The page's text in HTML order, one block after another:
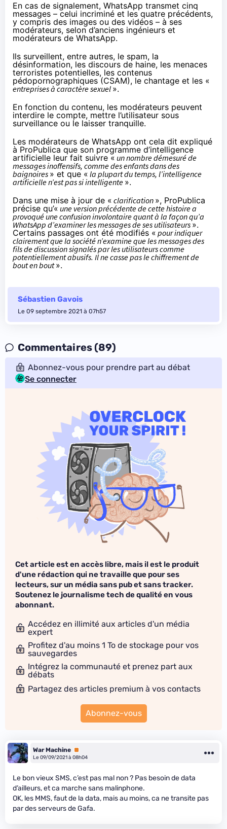
En cas de signalement, WhatsApp transmet cinq
messages – celui incriminé et les quatre précédents,
y compris des images ou des vidéos – à ses
modérateurs, selon d’anciens ingénieurs et
modérateurs de WhatsApp.
Ils surveillent, entre autres, le spam, la
désinformation, les discours de haine, les menaces
terroristes potentielles, les contenus
pédopornographiques (CSAM), le chantage et les «
entreprises à caractère sexuel ».
En fonction du contenu, les modérateurs peuvent
interdire le compte, mettre l’utilisateur sous
surveillance ou le laisser tranquille.
Les modérateurs de WhatsApp ont cela dit expliqué
à ProPublica que son programme d’intelligence
artificielle leur fait suivre « un nombre démesuré de
messages inoffensifs, comme des enfants dans des
baignoires » et que « la plupart du temps, l’intelligence
artificielle n’est pas si intelligente ».
Dans une mise à jour de « clarification », ProPublica
précise qu’« une version précédente de cette histoire a
provoqué une confusion involontaire quant à la façon qu’a
WhatsApp d’examiner les messages de ses utilisateurs ».
Certains passages ont été modifiés « pour indiquer
clairement que la société n’examine que les messages des
fils de discussion signalés par les utilisateurs comme
potentiellement abusifs. Il ne casse pas le chiffrement de
bout en bout».
Sébastien Gavois
Le 09 septembre 2021 à 07h57
Commentaires (89)
Abonnez-vous pour prendre part au débat
Se connecter
Cet article est en accès libre, mais il est le produit
d'une rédaction qui ne travaille que pour ses
lecteurs, sur un média sans pub et sans tracker.
Soutenez le journalisme tech de qualité en vous
abonnant.
Accédez en illimité aux articles d'un média
expert
Profitez d'au moins 1 To de stockage pour vos
sauvegardes
Intégrez la communauté et prenez part aux
débats
Partagez des articles premium à vos contacts
Abonnez-vous
War Machine Premium
Le 09/09/2021 à 08h04
Le bon vieux SMS, c’est pas mal non ? Pas besoin de data
d’ailleurs, et ca marche sans malinphone.
OK, les MMS, faut de la data, mais au moins, ca ne transite pas
par des serveurs de Gafa.